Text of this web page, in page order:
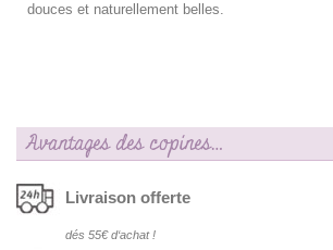
douces et naturellement belles.
Avantages des copines…
Livraison offerte
dés 55€ d‘achat !